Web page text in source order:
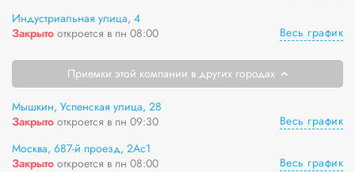
Индустриальная улица, 4
Закрыто откроется в пн 08:00 Весь график
Приемки этой компании в других городах
Мышкин, Успенская улица, 28
Закрыто откроется в пн 09:30
Весь график
Москва, 687-й проезд, 2Ас1
Закрыто откроется в пн 08:00
Весь график